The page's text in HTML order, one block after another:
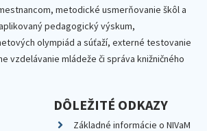
metodické usmerňovanie škôl a
pedagogický výskum,
olympiád a súťaží, externé testovanie
vzdelávanie mládeže či správa knižničného
DÔLEŽITÉ ODKAZY
Základné informácie o NIVaM